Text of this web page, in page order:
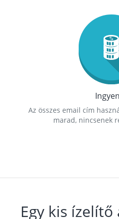
Az összes email cím
marad, nincsenek
Egy kis